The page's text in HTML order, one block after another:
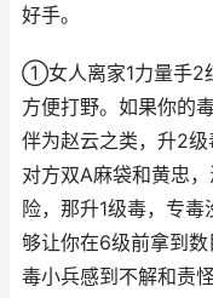
好手。
①女人离家1力量手2
方便打野。如果你的
伴为赵云之类，升2
对方双A麻袋和黄忠
险，那升1级毒，专
够让你在6级前拿到
毒小兵感到不解和责